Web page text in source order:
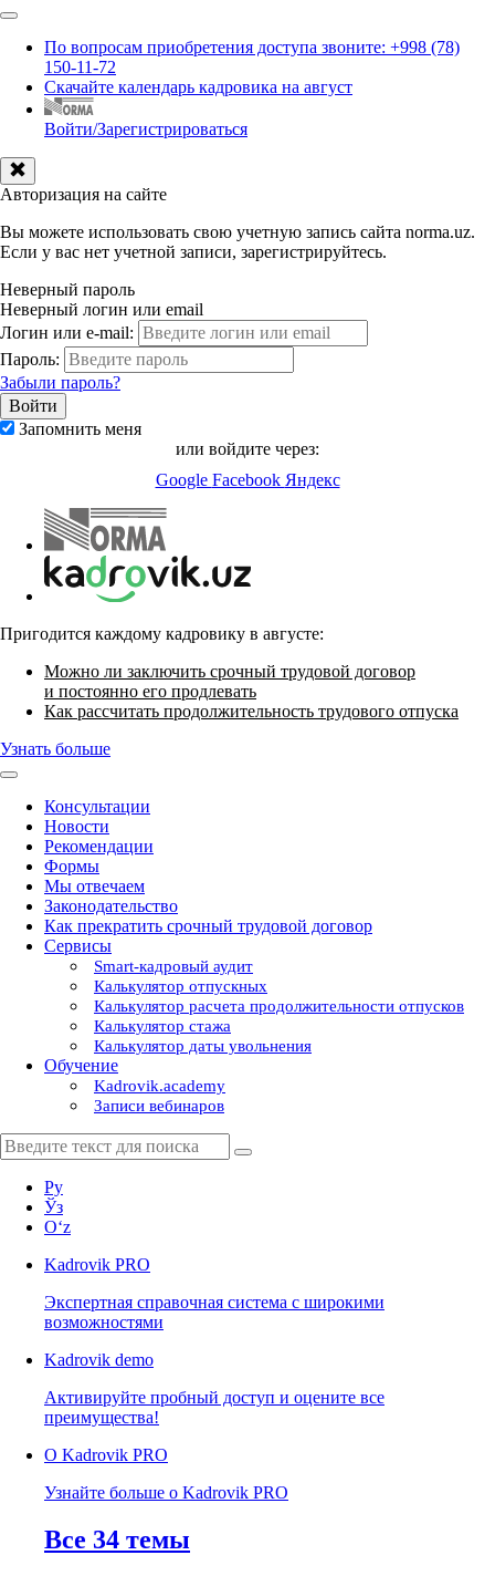
По вопросам приобретения доступа звоните: +998 (78)
150-11-72
Скачайте календарь кадровика на август
Войти/Зарегистрироваться
Авторизация на сайте
Вы можете использовать свою учетную запись сайта norma.uz.
Если у вас нет учетной записи, зарегистрируйтесь.
Неверный пароль
Неверный логин или email
Логин или e-mail:
Пароль:
Забыли пароль?
Запомнить меня
или войдите через:
Google Facebook Яндекс
Пригодится каждому кадровику в августе:
Можно ли заключить срочный трудовой договор
и постоянно его продлевать
Как рассчитать продолжительность трудового отпуска
Узнать больше
Консультации
Новости
Рекомендации
Формы
Мы отвечаем
Законодательство
Как прекратить срочный трудовой договор
Сервисы
Smart-кадровый аудит
Калькулятор отпускных
Калькулятор расчета продолжительности отпусков
Калькулятор стажа
Калькулятор даты увольнения
Обучение
Kadrovik.academy
Записи вебинаров
Ру
Ўз
Oʻz
Kadrovik PRO
Экспертная справочная система с широкими
возможностями
Kadrovik demo
Активируйте пробный доступ и оцените все
преимущества!
О Kadrovik PRO
Узнайте больше о Kadrovik PRO
Все 34 темы